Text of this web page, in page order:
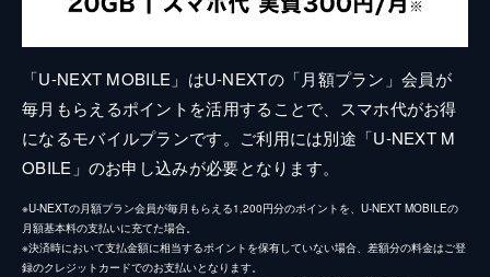
「U-NEXT MOBILE」はU-NEXTの「月額プラン」会員が
毎月もらえるポイントを活用することで、スマホ代がお得
になるモバイルプランです。ご利用には別途「U-NEXT M
OBILE」のお申し込みが必要となります。
※U-NEXTの月額プラン会員が毎月もらえる1,200円分のポイントを、U-NEXT MOBILEの
月額基本料の支払いに充てた場合。
※決済時において支払金額に相当するポイントを保有していない場合、差額分の料金はご登
録のクレジットカードでのお支払いとなります。